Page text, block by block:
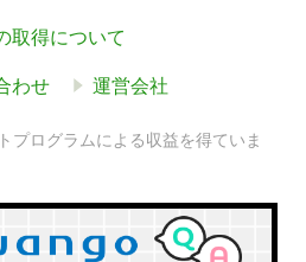
取得について
わせ 運営会社
プログラムによる収益を得ていま